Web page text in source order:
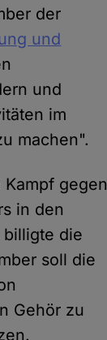
der
und
und
im
machen".
gegen
in den
billigte die
soll die
Gehör zu